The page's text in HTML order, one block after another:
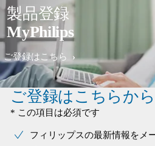
製品登録
MyPhilips
ご登録はこちら
ご登録はこちらから
* この項目は必須です
フィリップスの最新情報をメ